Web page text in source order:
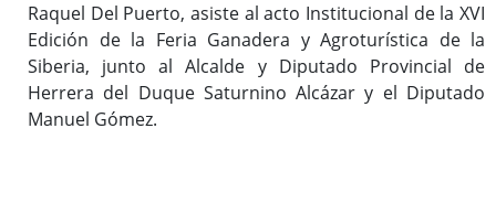
Raquel Del Puerto, asiste al acto Institucional de la XVI
Edición de la Feria Ganadera y Agroturística de la
Siberia, junto al Alcalde y Diputado Provincial de
Herrera del Duque Saturnino Alcázar y el Diputado
Manuel Gómez.